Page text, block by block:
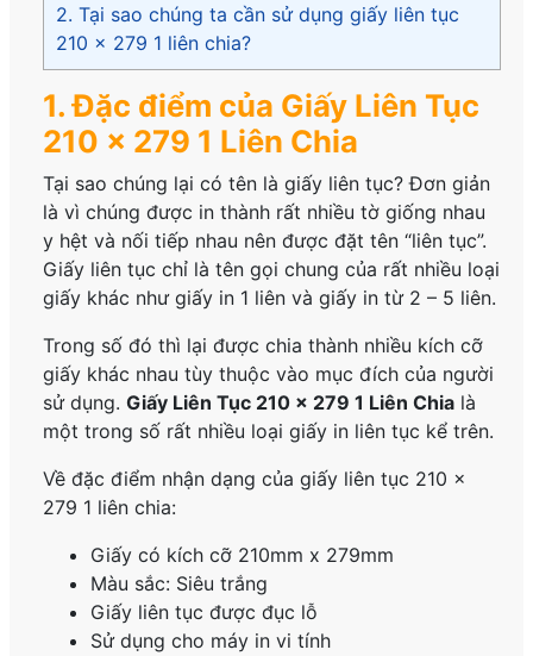
2. Tại sao chúng ta cần sử dụng giấy liên tục
210 x 279 1 liên chia?
1. Đặc điểm của Giấy Liên Tục
210 x 279 1 Liên Chia
Tại sao chúng lại có tên là giấy liên tục? Đơn giản
là vì chúng được in thành rất nhiều tờ giống nhau
y hệt và nối tiếp nhau nên được đặt tên “liên tục”.
Giấy liên tục chỉ là tên gọi chung của rất nhiều loại
giấy khác như giấy in 1 liên và giấy in từ 2 – 5 liên.
Trong số đó thì lại được chia thành nhiều kích cỡ
giấy khác nhau tùy thuộc vào mục đích của người
sử dụng.Giấy Liên Tục 210 x 279 1 Liên Chia là
một trong số rất nhiều loại giấy in liên tục kể trên.
Về đặc điểm nhận dạng của giấy liên tục 210 x
279 1 liên chia:
Giấy có kích cỡ 210mm x 279mm
Màu sắc: Siêu trắng
Giấy liên tục được đục lỗ
Sử dụng cho máy in vi tính